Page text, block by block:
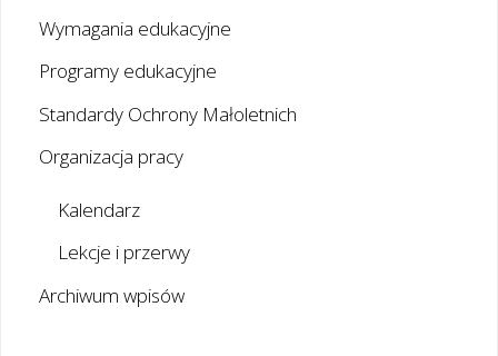
Wymagania edukacyjne
Programy edukacyjne
Standardy Ochrony Małoletnich
Organizacja pracy
Kalendarz
Lekcje i przerwy
Archiwum wpisów